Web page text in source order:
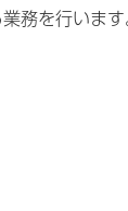
務を行いま